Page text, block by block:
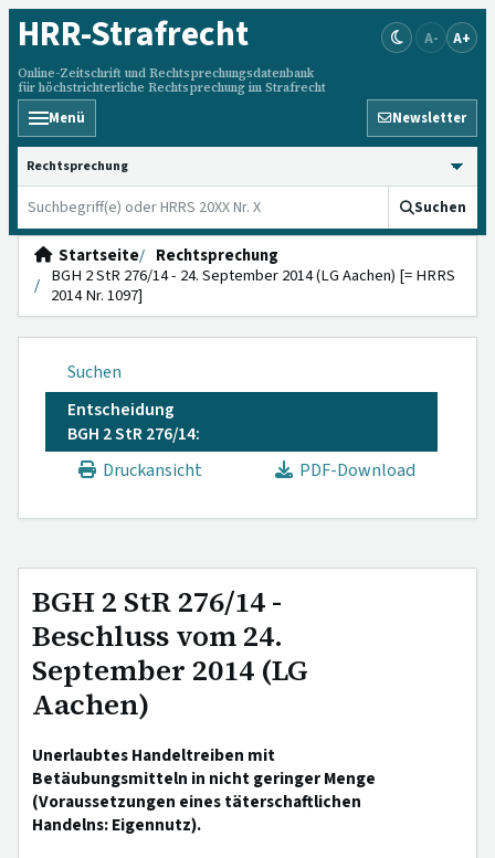
HRR-Strafrecht
Online-Zeitschrift und Rechtsprechungsdatenbank
für höchstrichterliche Rechtsprechung im Strafrecht
A- A+
Menü Newsletter
HRRS durchsuchen
Suchen
Startseite
Rechtsprechung
BGH 2 StR 276/14 - 24. September 2014 (LG Aachen) [= HRRS
2014 Nr. 1097]
Suchen
Entscheidung
BGH 2 StR 276/14:
Druckansicht
PDF-Download
BGH 2 StR 276/14 -
Beschluss vom 24.
September 2014 (LG
Aachen)
Unerlaubtes Handeltreiben mit
Betäubungsmitteln in nicht geringer Menge
(Voraussetzungen eines täterschaftlichen
Handelns: Eigennutz).